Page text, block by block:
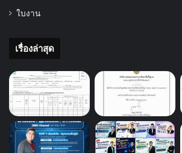
ใบงาน
เรื่องล่าสุด